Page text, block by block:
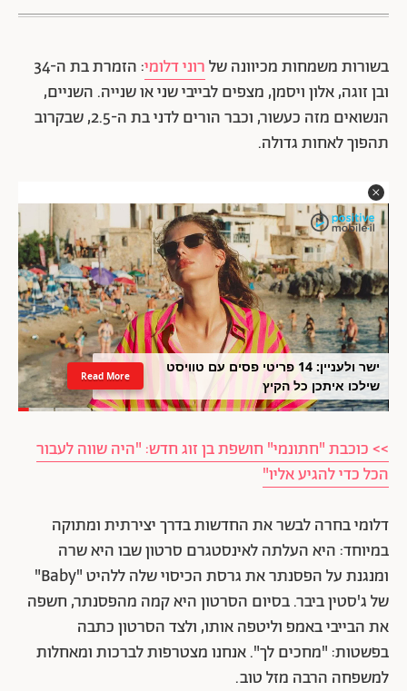
בשורות משמחות מכיוונה שלרוני דלומי
: הזמרת בת ה-34
ובן זוגה,אלון ויסמן, מצפים לבייבי שני או שנייה. השניים,
הנשואים מזה כעשור, וכבר הורים לדני בת ה-2.5, שבקרוב
תהפוך לאחות גדולה.
ישר ולעניין: 14 פריטי פסים עם טוויסט
שילכו איתכן כל הקיץ
Read More
>> כוכבת "חתונמי" חושפת בן זוג חדש: "היה שווה לעבור
הכל כדי להגיע אליו"
דלומי בחרה לבשר את החדשות בדרך יצירתית ומתוקה
במיוחד: היא העלתה לאינסטגרם סרטון שבו היא שרה
ומנגנת על הפסנתר את גרסת הכיסוי שלה ללהיט "Baby"
של ג'סטין ביבר. בסיום הסרטון היא קמה מהפסנתר, חשפה
את הבייבי באמפ וליטפה אותו, ולצד הסרטון כתבה
בפשטות: "מחכים לך". אנחנו מצטרפות לברכות ומאחלות
למשפחה הרבה מזל טוב.